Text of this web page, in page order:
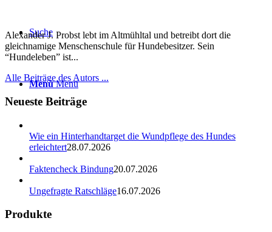
Suche
Menü Menü
Alexander J. Probst lebt im Altmühltal und betreibt dort die
gleichnamige Menschenschule für Hundebesitzer. Sein
“Hundeleben” ist...
Alle Beiträge des Autors ...
Neueste Beiträge
Wie ein Hinterhandtarget die Wundpflege des Hundes
erleichtert28.07.2026
Faktencheck Bindung20.07.2026
Ungefragte Ratschläge16.07.2026
Produkte